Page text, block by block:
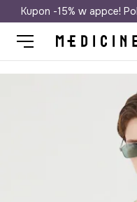
Darmowa
Kupon -15% w appce!